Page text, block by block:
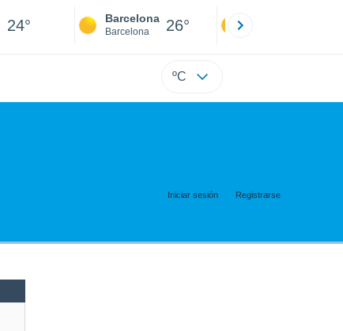
24° Barcelona
Barcelona 26°
ºC
Iniciar sesión Registrarse